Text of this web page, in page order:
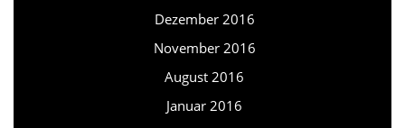
Dezember 2016
November 2016
August 2016
Januar 2016